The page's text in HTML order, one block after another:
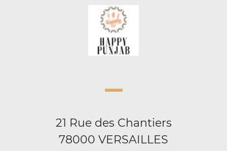
21 Rue des Chantiers
78000 VERSAILLES